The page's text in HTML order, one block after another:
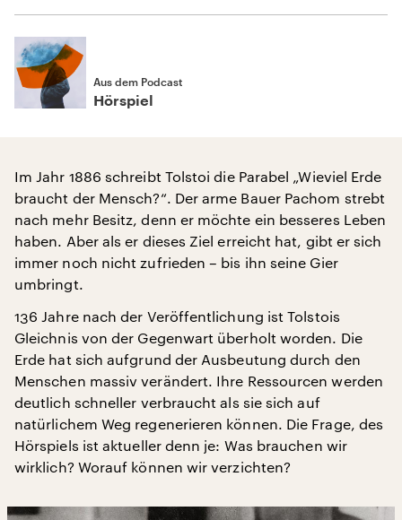
Aus dem Podcast
Hörspiel
Im Jahr 1886 schreibt Tolstoi die Parabel „Wieviel Erde
braucht der Mensch?“. Der arme Bauer Pachom strebt
nach mehr Besitz, denn er möchte ein besseres Leben
haben. Aber als er dieses Ziel erreicht hat, gibt er sich
immer noch nicht zufrieden – bis ihn seine Gier
umbringt.
136 Jahre nach der Veröffentlichung ist Tolstois
Gleichnis von der Gegenwart überholt worden. Die
Erde hat sich aufgrund der Ausbeutung durch den
Menschen massiv verändert. Ihre Ressourcen werden
deutlich schneller verbraucht als sie sich auf
natürlichem Weg regenerieren können. Die Frage, des
Hörspiels ist aktueller denn je: Was brauchen wir
wirklich? Worauf können wir verzichten?